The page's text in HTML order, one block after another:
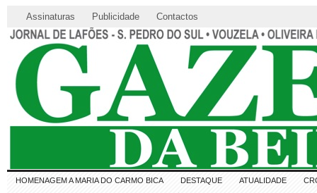
Assinaturas Publicidade Contactos
HOMENAGEM A MARIA DO CARMO BICA DESTAQUE ATUALIDADE